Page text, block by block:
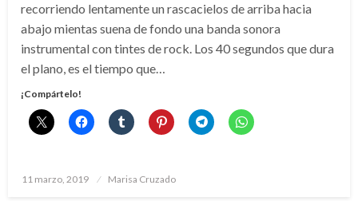
recorriendo lentamente un rascacielos de arriba hacia
abajo mientas suena de fondo una banda sonora
instrumental con tintes de rock. Los 40 segundos que dura
el plano, es el tiempo que…
¡Compártelo!
Publicado
11 marzo, 2019 Marisa Cruzado